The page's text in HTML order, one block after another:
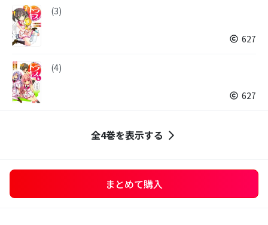
(3)
627
(4)
627
全4巻を表示する
まとめて購入